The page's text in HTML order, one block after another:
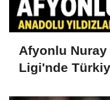
Afyonlu Nuray
Ligi'nde